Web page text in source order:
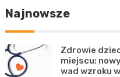
Najnowsze
Zdrowie
miejscu:
wad wzroku